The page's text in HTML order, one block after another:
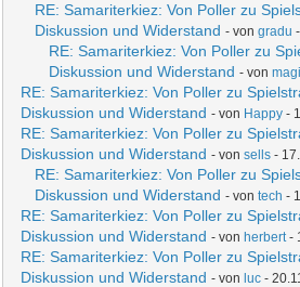
RE: Samariterkiez: Von Poller zu
Diskussion und Widerstand - vongradu
RE: Samariterkiez: Von Poller zu
Diskussion und Widerstand - von
RE: Samariterkiez: Von Poller zu
Diskussion und Widerstand - von Happy -
RE: Samariterkiez: Von Poller zu
Diskussion und Widerstand - vonsells -
RE: Samariterkiez: Von Poller zu
Diskussion und Widerstand - vontech -
RE: Samariterkiez: Von Poller zu
Diskussion und Widerstand - von herbert-
RE: Samariterkiez: Von Poller zu
Diskussion und Widerstand - von luc -